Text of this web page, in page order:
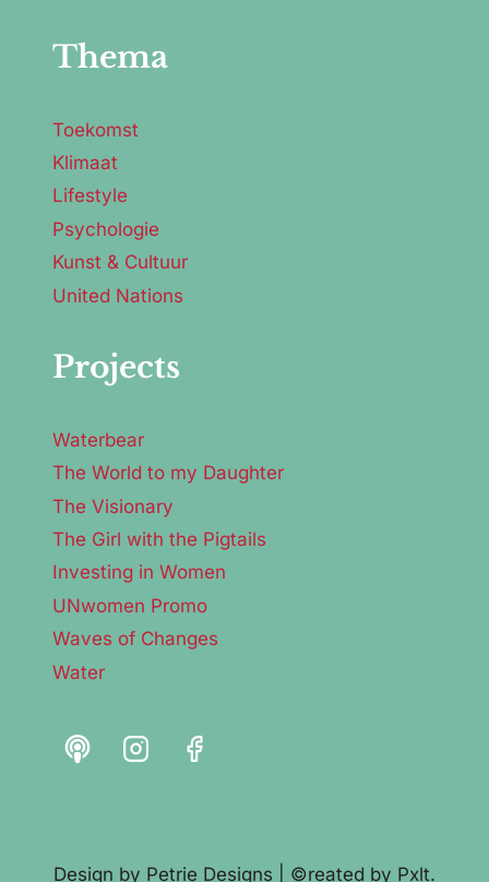
Thema
Toekomst
Klimaat
Lifestyle
Psychologie
Kunst & Cultuur
United Nations
Projects
Waterbear
The World to my Daughter
The Visionary
The Girl with the Pigtails
Investing in Women
UNwomen Promo
Waves of Changes
Water
Design by Petrie Designs | ©reated by Pxlt.